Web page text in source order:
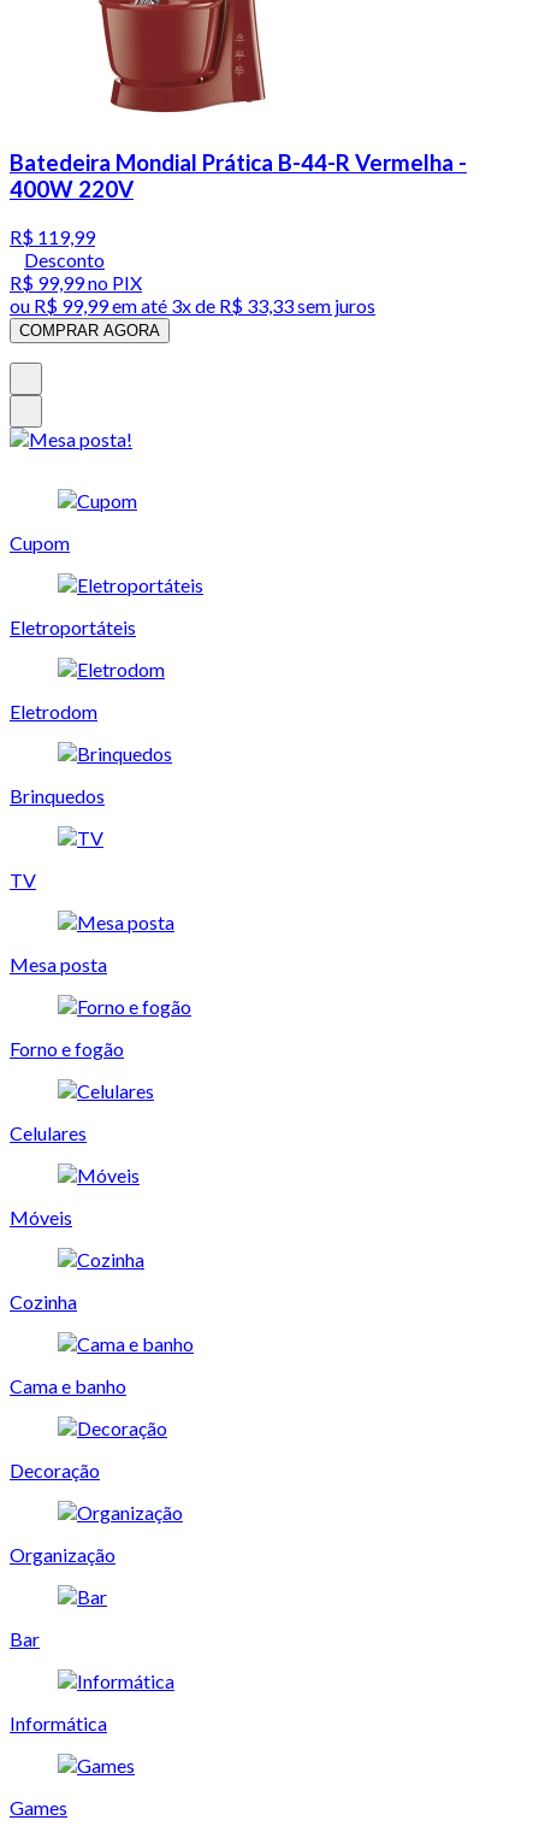
Batedeira Mondial Prática B-44-R Vermelha -
400W 220V
R$ 119,99
Desconto
R$ 99,99no PIX
ou R$ 99,99em até 3x de R$ 33,33 sem juros
COMPRAR AGORA
Cupom
Eletroportáteis
Eletrodom
Brinquedos
TV
Mesa posta
Forno e fogão
Celulares
Móveis
Cozinha
Cama e banho
Decoração
Organização
Bar
Informática
Games